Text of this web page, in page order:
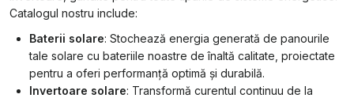
Catalogul nostru include:
Baterii solare: Stochează energia generată de panourile
tale solare cu bateriile noastre de înaltă calitate, proiectate
pentru a oferi performanță optimă și durabilă.
Invertoare solare: Transformă curentul continuu de la